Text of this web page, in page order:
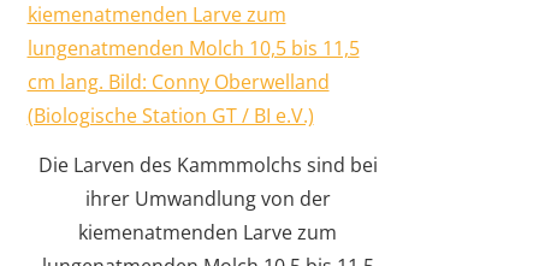
Die Larven des Kammmolchs sind bei
ihrer Umwandlung von der
kiemenatmenden Larve zum